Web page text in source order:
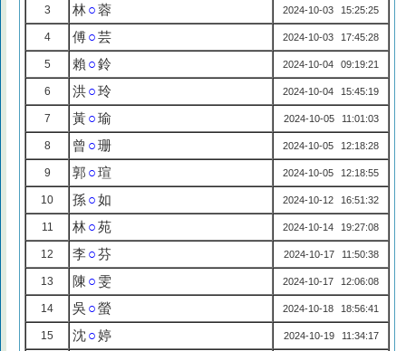
3 林○蓉 2024-10-03 15:25:25
4 傅○芸 2024-10-03 17:45:28
5 賴 ○鈴 2024-10-04 09:19:21
6 洪○玲 2024-10-04 15:45:19
7 黃○瑜 2024-10-05 11:01:03
8 曾 ○珊 2024-10-05 12:18:28
9 郭 ○瑄 2024-10-05 12:18:55
10 孫○如 2024-10-12 16:51:32
11 林○苑 2024-10-14 19:27:08
12 李○芬 2024-10-17 11:50:38
13 陳 ○ 雯 2024-10-17 12:06:08
14 吳 ○螢 2024-10-18 18:56:41
15 沈○婷 2024-10-19 11:34:17